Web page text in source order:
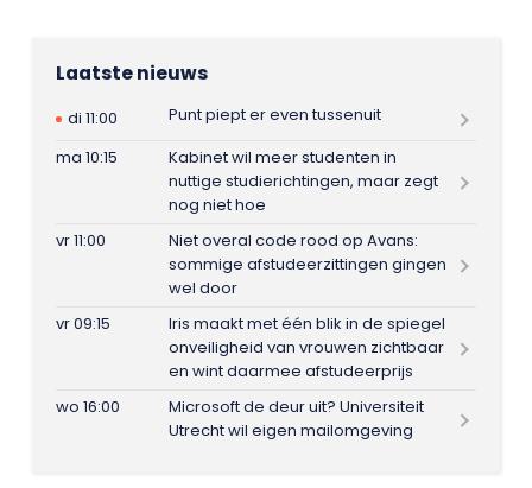
Laatste nieuws
di 11:00
Punt piept er even tussenuit
ma 10:15
Kabinet wil meer studenten in
nuttige studierichtingen, maar zegt
nog niet hoe
vr 11:00
Niet overal code rood op Avans:
sommige afstudeerzittingen gingen
wel door
vr 09:15
Iris maakt met één blik in de spiegel
onveiligheid van vrouwen zichtbaar
en wint daarmee afstudeerprijs
wo 16:00
Microsoft de deur uit? Universiteit
Utrecht wil eigen mailomgeving